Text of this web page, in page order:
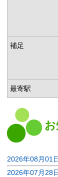
補足
最寄駅
2026年08月01
2026年07月28